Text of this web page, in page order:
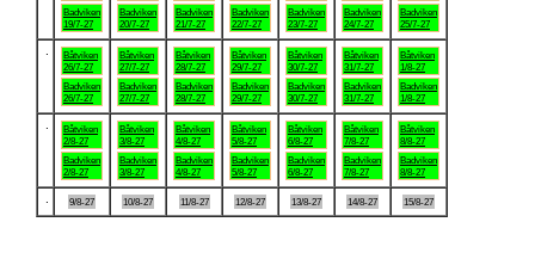
Badviken
19/7-27
Badviken
20/7-27
Badviken
21/7-27
Badviken
22/7-27
Badviken
23/7-27
Badviken
24/7-27
Badviken
25/7-27
Båtviken
26/7-27
Badviken
26/7-27
Båtviken
27/7-27
Badviken
27/7-27
Båtviken
28/7-27
Badviken
28/7-27
Båtviken
29/7-27
Badviken
29/7-27
Båtviken
30/7-27
Badviken
30/7-27
Båtviken
31/7-27
Badviken
31/7-27
Båtviken
1/8-27
Badviken
1/8-27
Båtviken
2/8-27
Badviken
2/8-27
Båtviken
3/8-27
Badviken
3/8-27
Båtviken
4/8-27
Badviken
4/8-27
Båtviken
5/8-27
Badviken
5/8-27
Båtviken
6/8-27
Badviken
6/8-27
Båtviken
7/8-27
Badviken
7/8-27
Båtviken
8/8-27
Badviken
8/8-27
9/8-27 10/8-27 11/8-27 12/8-27 13/8-27 14/8-27 15/8-27